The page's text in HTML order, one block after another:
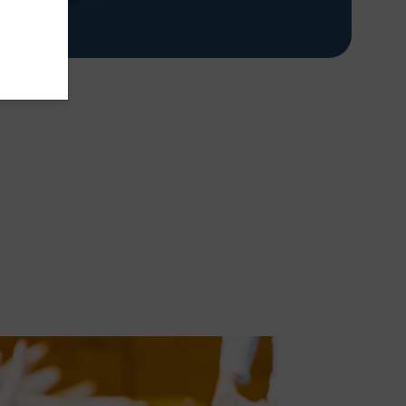
1873 Frankonia Nürnberg